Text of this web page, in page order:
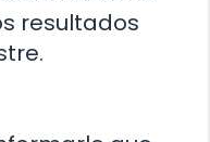
resultados